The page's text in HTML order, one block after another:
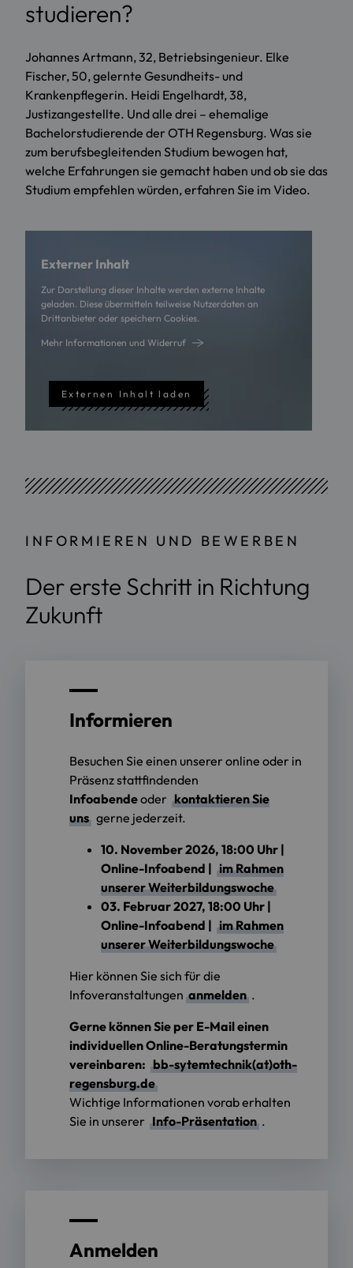
studieren?
Johannes Artmann, 32, Betriebsingenieur. Elke
Fischer, 50, gelernte Gesundheits- und
Krankenpflegerin. Heidi Engelhardt, 38,
Justizangestellte. Und alle drei – ehemalige
Bachelorstudierende der OTH Regensburg. Was sie
zum berufsbegleitenden Studium bewogen hat,
welche Erfahrungen sie gemacht haben und ob sie das
Studium empfehlen würden, erfahren Sie im Video.
Externer Inhalt
Zur Darstellung dieser Inhalte werden externe Inhalte
geladen. Diese übermitteln teilweise Nutzerdaten an
Drittanbieter oder speichern Cookies.
Mehr Informationen und Widerruf
Externen Inhalt laden
INFORMIEREN UND BEWERBEN
Der erste Schritt in Richtung
Zukunft
Informieren
Besuchen Sie einen unserer online oder in
Präsenz stattfindenden
Infoabendeoder kontaktieren Sie
uns gerne jederzeit.
10. November 2026, 18:00 Uhr |
Online-Infoabend | im Rahmen
unserer Weiterbildungswoche
03. Februar 2027, 18:00 Uhr |
Online-Infoabend | im Rahmen
unserer Weiterbildungswoche
Hier können Sie sich für die
Infoveranstaltungen anmelden .
Gerne können Sie per E-Mail einen
individuellen Online-Beratungstermin
vereinbaren: bb-sytemtechnik(at)oth-
regensburg.de
Wichtige Informationen vorab erhalten
Sie in unserer Info-Präsentation .
Anmelden